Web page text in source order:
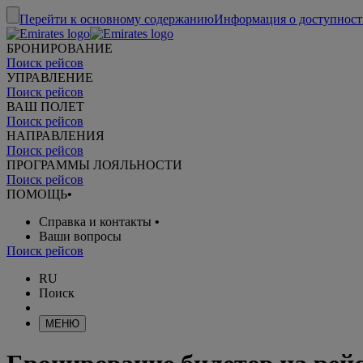
Перейти к основному содержаниюИнформация о
БРОНИРОВАНИЕ
Поиск рейсов
УПРАВЛЕНИЕ
Поиск рейсов
ВАШ ПОЛЕТ
Поиск рейсов
НАПРАВЛЕНИЯ
Поиск рейсов
ПРОГРАММЫ ЛОЯЛЬНОСТИ
Поиск рейсов
ПОМОЩЬ•
Справка и контакты •
Ваши вопросы
Поиск рейсов
RU
Поиск
МЕНЮ